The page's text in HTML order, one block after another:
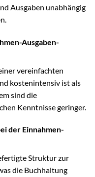
Ausgaben unabhängig
Ausgaben-
vereinfachten
kostenintensiv ist als
sind die
Kenntnisse geringer.
der Einnahmen-
Struktur zur
die Buchhaltung